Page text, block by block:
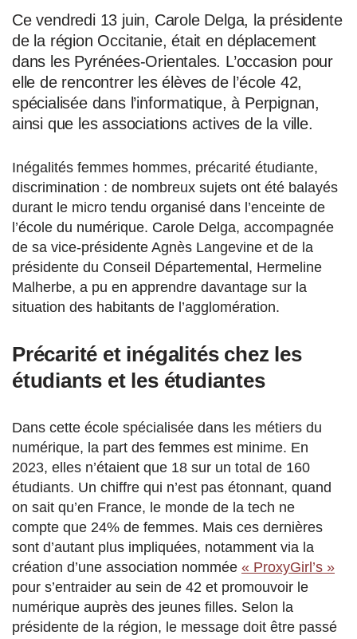
Ce vendredi 13 juin, Carole Delga, la présidente
de la région Occitanie, était en déplacement
dans les Pyrénées-Orientales. L’occasion pour
elle de rencontrer les élèves de l’école 42,
spécialisée dans l’informatique, à Perpignan,
ainsi que les associations actives de la ville.
Inégalités femmes hommes, précarité étudiante,
discrimination : de nombreux sujets ont été balayés
durant le micro tendu organisé dans l’enceinte de
l’école du numérique. Carole Delga, accompagnée
de sa vice-présidente Agnès Langevine et de la
présidente du Conseil Départemental, Hermeline
Malherbe, a pu en apprendre davantage sur la
situation des habitants de l’agglomération.
Précarité et inégalités chez les
étudiants et les étudiantes
Dans cette école spécialisée dans les métiers du
numérique, la part des femmes est minime. En
2023, elles n’étaient que 18 sur un total de 160
étudiants. Un chiffre qui n’est pas étonnant, quand
on sait qu’en France, le monde de la tech ne
compte que 24% de femmes. Mais ces dernières
sont d’autant plus impliquées, notamment via la
création d’une association nommée « ProxyGirl’s »
pour s’entraider au sein de 42 et promouvoir le
numérique auprès des jeunes filles. Selon la
présidente de la région, le message doit être passé